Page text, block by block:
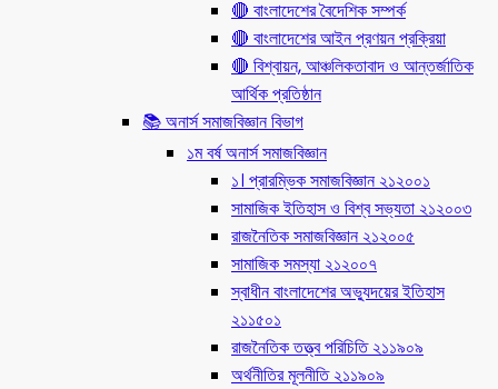
🔴 বাংলাদেশের বৈদেশিক সম্পর্ক
🔴 বাংলাদেশের আইন প্রণয়ন প্রক্রিয়া
🔴 বিশ্বায়ন, আঞ্চলিকতাবাদ ও আন্তর্জাতিক
আর্থিক প্রতিষ্ঠান
📚 অনার্স সমাজবিজ্ঞান বিভাগ
১ম বর্ষ অনার্স সমাজবিজ্ঞান
১। প্রারম্ভিক সমাজবিজ্ঞান ২১২০০১
সামাজিক ইতিহাস ও বিশ্ব সভ্যতা ২১২০০৩
রাজনৈতিক সমাজবিজ্ঞান ২১২০০৫
সামাজিক সমস্যা ২১২০০৭
স্বাধীন বাংলাদেশের অভ্যুদয়ের ইতিহাস
২১১৫০১
রাজনৈতিক তত্ত্ব পরিচিতি ২১১৯০৯
অর্থনীতির মূলনীতি ২১১৯০৯